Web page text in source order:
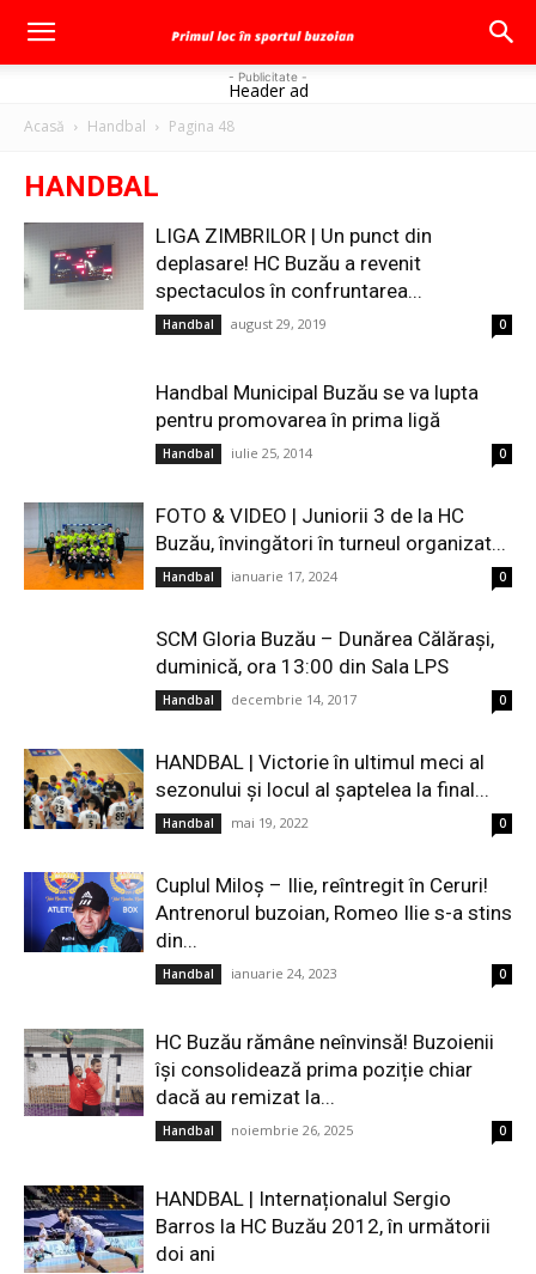
- Publicitate -
Header ad
Acasă Handbal Pagina 48
HANDBAL
LIGA ZIMBRILOR | Un punct din
deplasare! HC Buzău a revenit
spectaculos în confruntarea...
Handbal august 29, 2019 0
Handbal Municipal Buzău se va lupta
pentru promovarea în prima ligă
Handbal iulie 25, 2014 0
FOTO & VIDEO | Juniorii 3 de la HC
Buzău, învingători în turneul organizat...
Handbal ianuarie 17, 2024 0
SCM Gloria Buzău – Dunărea Călăraşi,
duminică, ora 13:00 din Sala LPS
Handbal decembrie 14, 2017 0
HANDBAL | Victorie în ultimul meci al
sezonului și locul al șaptelea la final...
Handbal mai 19, 2022 0
Cuplul Miloş – Ilie, reîntregit în Ceruri!
Antrenorul buzoian, Romeo Ilie s-a stins
din...
Handbal ianuarie 24, 2023 0
HC Buzău rămâne neînvinsă! Buzoienii
își consolidează prima poziție chiar
dacă au remizat la...
Handbal noiembrie 26, 2025 0
HANDBAL | Internaționalul Sergio
Barros la HC Buzău 2012, în următorii
doi ani